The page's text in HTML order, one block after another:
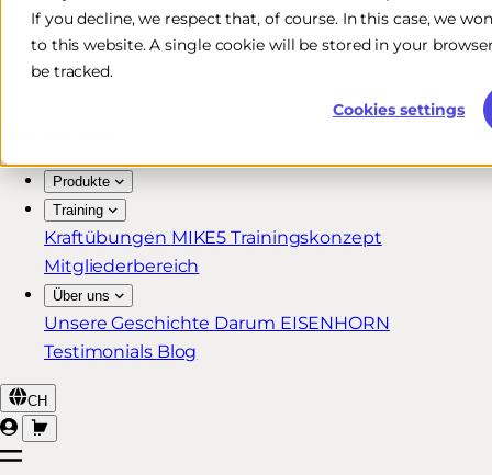
If you decline, we respect that, of course. In this case, we
to this website. A single cookie will be stored in your
be tracked.
Cookies settings
Kostenlose & schnelle Lieferung*
30 Tage Rückgaberecht
Produkte
Training
Kraftübungen MIKE5 Trainingskonzept
Mitgliederbereich
Über uns
Unsere Geschichte Darum EISENHORN
Testimonials Blog
CH